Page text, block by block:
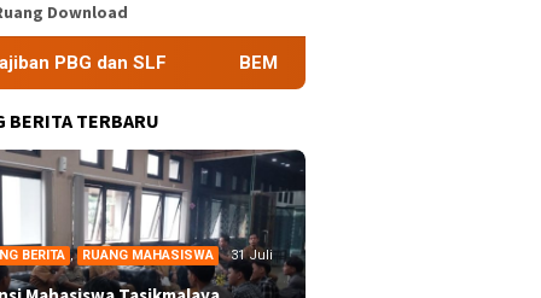
Download
BEM Nusantara Priangan Timur Soroti Efektivitas
BERITA TERBARU
BERITA , RUANG MAHASISWA
31 Juli